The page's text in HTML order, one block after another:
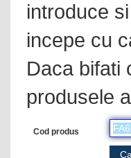
introduce
incepe cu
Daca bifati
produsele
Cod produs